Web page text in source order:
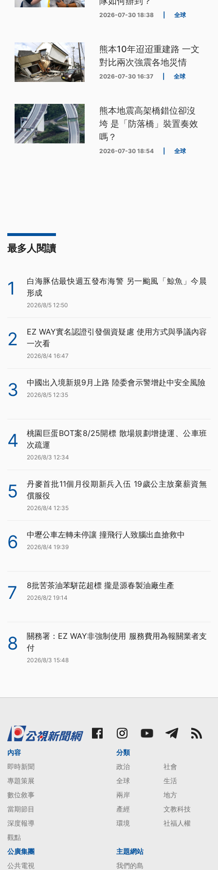
2026-07-30 18:38 全球
熊本10年迢迢重建路 一文
對比兩次強震各地災情
2026-07-30 16:37 全球
熊本地震高架橋錯位卻沒
垮 是「防落橋」裝置奏效
嗎？
2026-07-30 18:54 全球
最多人閱讀
1
白海豚估最快週五發布海警 另一颱風「鯨魚」今晨
形成
2026/8/5 12:50
2
EZ WAY實名認證引發個資疑慮 使用方式與爭議內容
一次看
2026/8/4 16:47
3 中國出入境新規9月上路 陸委會示警增赴中安全風險
2026/8/5 12:35
4
桃園巨蛋BOT案8/25開標 散場規劃增捷運、公車班
次疏運
2026/8/3 12:34
5
丹麥首批11個月役期新兵入伍 19歲公主放棄薪資無
償服役
2026/8/4 12:35
6 中壢公車左轉未停讓 撞飛行人致腦出血搶救中
2026/8/4 19:39
7 8批苦茶油苯駢芘超標 攏是源春製油廠生產
2026/8/2 19:14
8
關務署：EZ WAY非強制使用 服務費用為報關業者支
付
2026/8/3 15:48
內容
即時新聞
專題策展
數位敘事
當期節目
深度報導
觀點
分類
政治
社會
全球
生活
兩岸
地方
產經
文教科技
環境
社福人權
公廣集團
公共電視
主題網站
我們的島